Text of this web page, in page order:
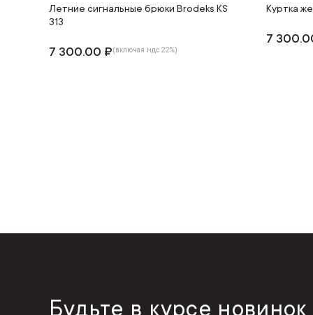
Летние сигнальные брюки Brodeks KS
313
7 300.00 ₽(включая ндс 22%)
Куртка
7
Будьте в курсе